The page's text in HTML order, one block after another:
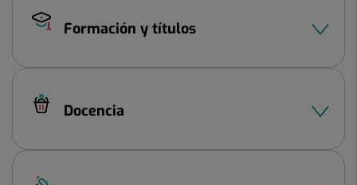
Formación y títulos
Docencia